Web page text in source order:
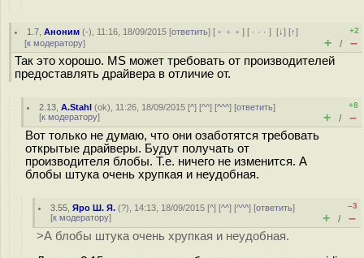
1.7 ,Аноним (-), 11:16, 18/09/2015 [ответить] [ ﹢﹢﹢] [ · · ·][↓] [↑]
[к модератору]
+2
+ / –
Так это хорошо. MS может требовать от производителей
предоставлять драйвера в отличие от.
2.13 ,A.Stahl (ok), 11:26, 18/09/2015 [^] [^^] [^^^] [ответить]
[к модератору]
+8
+ / –
Вот только не думаю, что они озаботятся требовать
открытые драйверы. Будут получать от
производителя блобы. Т.е. ничего не изменится. А
блобы штука очень хрупкая и неудобная.
3.55 ,Яро Ш. Я. (?), 14:13, 18/09/2015 [^] [^^] [^^^] [ответить]
[к модератору]
–3
+ / –
>А блобы штука очень хрупкая и неудобная.